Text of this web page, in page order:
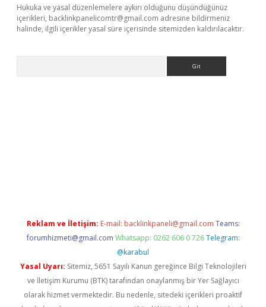
Hukuka ve yasal düzenlemelere aykırı olduğunu düşündüğünüz
içerikleri, backlinkpanelicomtr@gmail.com adresine bildirmeniz
halinde, ilgili içerikler yasal süre içerisinde sitemizden kaldırılacaktır.
Reklam ve İletişim: E-mail: backlinkpaneli@gmail.com Teams:
forumhizmeti@gmail.com Whatsapp: 0262 606 0 726 Telegram:
@karabul
Yasal Uyarı: Sitemiz, 5651 Sayılı Kanun gereğince Bilgi Teknolojileri
ve İletişim Kurumu (BTK) tarafından onaylanmış bir Yer Sağlayıcı
olarak hizmet vermektedir. Bu nedenle, sitedeki içerikleri proaktif